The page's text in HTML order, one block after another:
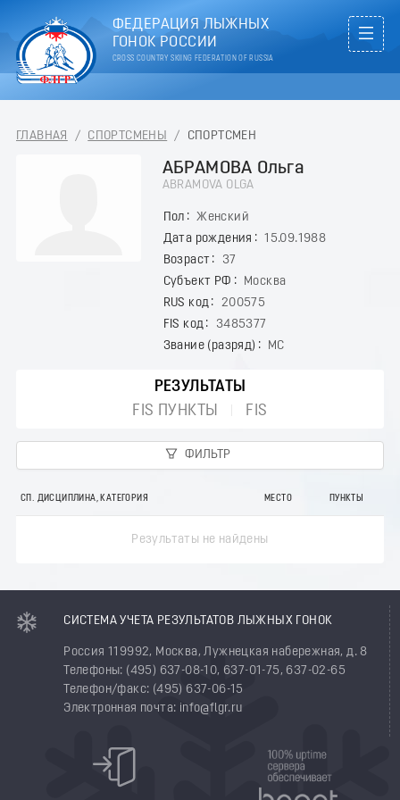
ФЕДЕРАЦИЯ ЛЫЖНЫХ
ГОНОК РОССИИ
CROSS COUNTRY SKIING FEDERATION OF RUSSIA
ГЛАВНАЯ / СПОРТСМЕНЫ / СПОРТСМЕН
АБРАМОВА Ольга
ABRAMOVA OLGA
Пол
Женский
Дата рождения
15.09.1988
Возраст
37
Субъект РФ
Москва
RUS код
200575
FIS код
3485377
Звание (разряд)
МС
РЕЗУЛЬТАТЫ
FIS ПУНКТЫ
FIS
ФИЛЬТР
СП. ДИСЦИПЛИНА, КАТЕГОРИЯ МЕСТО ПУНКТЫ
Результаты не найдены
СИСТЕМА УЧЕТА РЕЗУЛЬТАТОВ ЛЫЖНЫХ ГОНОК
Россия 119992, Москва, Лужнецкая набережная, д. 8
Телефоны: (495) 637-08-10, 637-01-75, 637-02-65
Телефон/факс: (495) 637-06-15
Электронная почта: info@flgr.ru